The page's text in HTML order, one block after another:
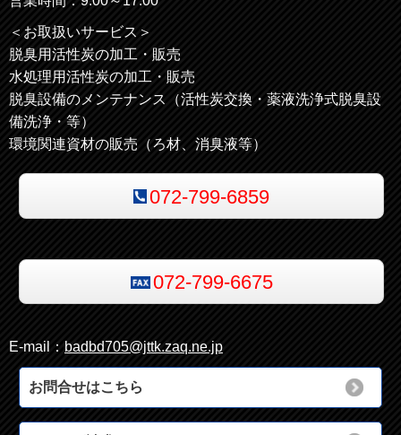
＜お取扱いサービス＞
脱臭用活性炭の加工・販売
水処理用活性炭の加工・販売
脱臭設備のメンテナンス（活性炭交換・薬液洗浄式脱臭設
備洗浄・等）
環境関連資材の販売（ろ材、消臭液等）
072-799-6859
072-799-6675
E-mail： badbd705@jttk.zaq.ne.jp
お問合せはこちら